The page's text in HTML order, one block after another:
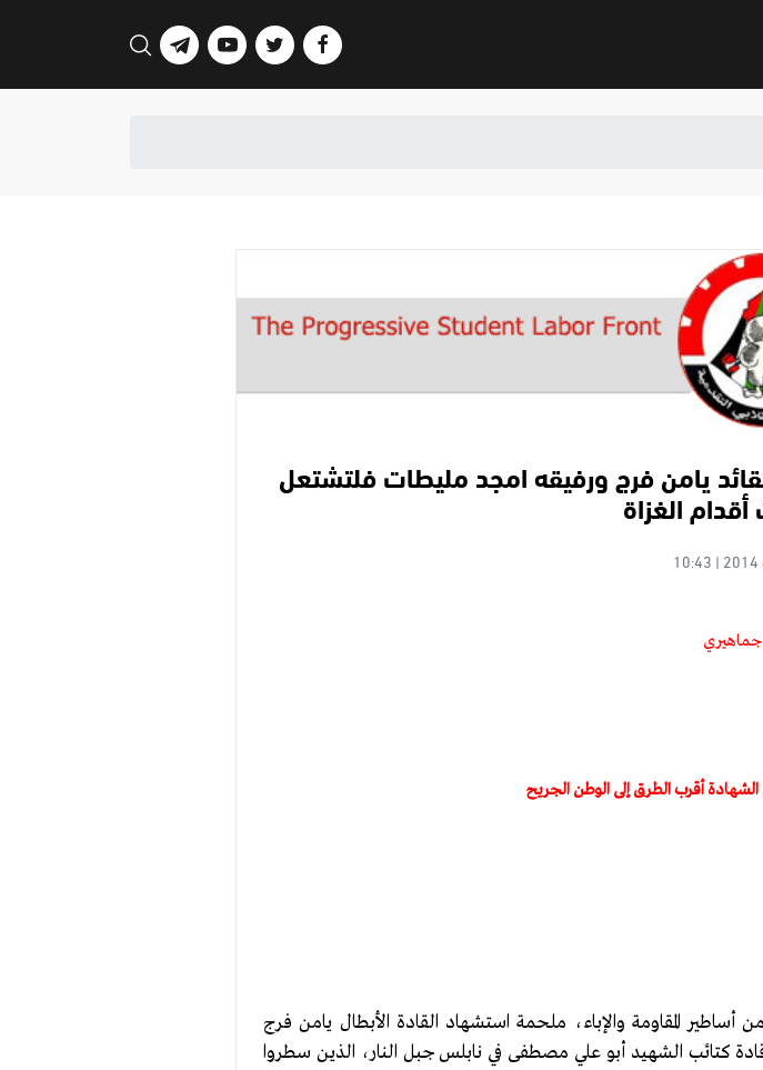
يامن فرج ورفيقه امجد مليطات فلتشتعل
الغزاة
جماهيري
أقرب الطرق إلى الوطن الجريح
المقاومة والإباء، ملحمة استشهاد القادة الأبطال يامن فرج
كتائب الشهيد أبو علي مصطفى في نابلس جبل النار، الذين سطروا